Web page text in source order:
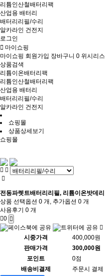
리튬인산철배터리팩
산업용 배터리
배터리리필/수리
알카라인 건전지
로그인
마이쇼핑
마이쇼핑 회원가입 장바구니 0 위시리
상품검색
리튬이온배터리팩
리튬인산철배터리팩
산업용 배터리
배터리리필/수리
알카라인 건전지
쇼핑몰
상품상세보기
쇼핑몰
전동파렛트배터리리필, 리튬이온밧데
상품 선택옵션 0 개, 추가옵션 0 개
사용후기 0 개
0
시중가격
400,000원
판매가격
300,000원
포인트
0점
배송비결제
주문시 결제